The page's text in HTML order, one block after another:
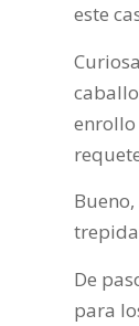
este
enrollo
De
para